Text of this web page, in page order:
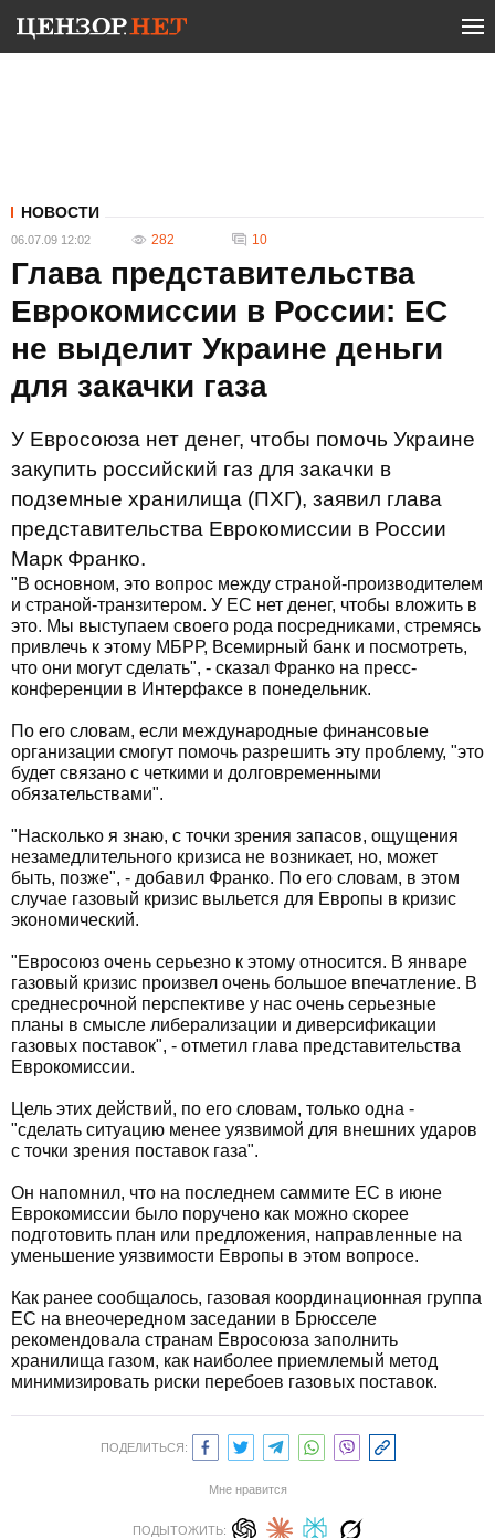
НОВОСТИ
06.07.09 12:02 282 10
Глава представительства
Еврокомиссии в России: ЕС
не выделит Украине деньги
для закачки газа
У Евросоюза нет денег, чтобы помочь Украине
закупить российский газ для закачки в
подземные хранилища (ПХГ), заявил глава
представительства Еврокомиссии в России
Марк Франко.
"В основном, это вопрос между страной-производителем
и страной-транзитером. У ЕС нет денег, чтобы вложить в
это. Мы выступаем своего рода посредниками, стремясь
привлечь к этому МБРР, Всемирный банк и посмотреть,
что они могут сделать", - сказал Франко на пресс-
конференции в Интерфаксе в понедельник.
По его словам, если международные финансовые
организации смогут помочь разрешить эту проблему, "это
будет связано с четкими и долговременными
обязательствами".
"Насколько я знаю, с точки зрения запасов, ощущения
незамедлительного кризиса не возникает, но, может
быть, позже", - добавил Франко. По его словам, в этом
случае газовый кризис выльется для Европы в кризис
экономический.
"Евросоюз очень серьезно к этому относится. В январе
газовый кризис произвел очень большое впечатление. В
среднесрочной перспективе у нас очень серьезные
планы в смысле либерализации и диверсификации
газовых поставок", - отметил глава представительства
Еврокомиссии.
Цель этих действий, по его словам, только одна -
"сделать ситуацию менее уязвимой для внешних ударов
с точки зрения поставок газа".
Он напомнил, что на последнем саммите ЕС в июне
Еврокомиссии было поручено как можно скорее
подготовить план или предложения, направленные на
уменьшение уязвимости Европы в этом вопросе.
Как ранее сообщалось, газовая координационная группа
ЕС на внеочередном заседании в Брюсселе
рекомендовала странам Евросоюза заполнить
хранилища газом, как наиболее приемлемый метод
минимизировать риски перебоев газовых поставок.
ПОДЕЛИТЬСЯ:
Мне нравится
ПОДЫТОЖИТЬ: